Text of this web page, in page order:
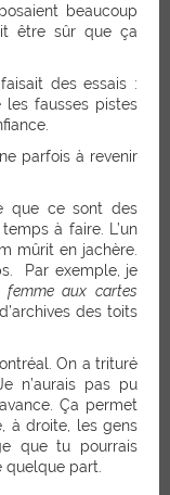
beaucoup
être sûr que ça
des essais :
fausses pistes
parfois à revenir
que ce sont des
à faire. L’un
mûrit en jachère.
Par exemple, je
femme aux cartes
des toits
On a trituré
n’aurais pas pu
Ça permet
à droite, les gens
que tu pourrais
part.